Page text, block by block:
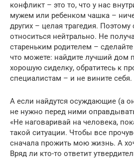
конфликт – это то, что у нас
мужем или ребенком чашка –
других – целая трагедия. Поэтому
относиться нейтрально. Не
стареньким родителем –
что можете: найдите лучший дом
хорошую сиделку, обратитесь к
специалистам – и не вините себя.
А если найдутся осуждающие (а
не нужно перед ними
«Не наговаривай на человека,
такой ситуации. Чтобы все
сначала прожить мою жизнь. А
Вряд ли кто-то ответит